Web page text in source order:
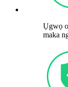
Ụgwọ
maka